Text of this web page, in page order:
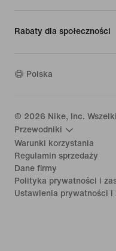
Rabaty dla społeczności
Polska
© 2026 Nike, Inc.
Przewodniki
Warunki korzystania
Regulamin sprzedaży
Dane firmy
Polityka prywatności i
Ustawienia prywatności